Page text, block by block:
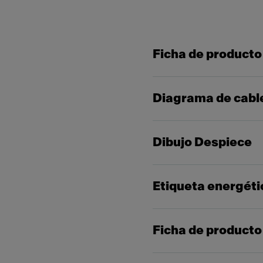
Ficha de producto
Diagrama de
Dibujo Despiece
Etiqueta
Ficha de producto